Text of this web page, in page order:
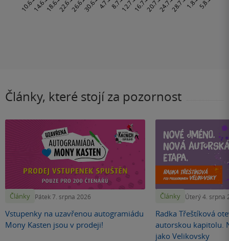
Články, které stojí za pozornost
Články Pátek 7. srpna 2026
Vstupenky na uzavřenou autogramiádu
Mony Kasten jsou v prodeji!
Články Úterý 4. srpna
Radka Třeštíková
autorskou kapitolu.
jako Velikovsky